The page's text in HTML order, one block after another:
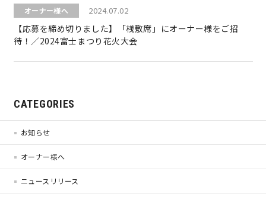
来店・見学予約
OWNER’S SITE オーナーズサイト
オーナー様へ 2024.07.02
【応募を締め切りました】「桟敷席」にオーナー様をご招
待！／2024富士まつり花火大会
CATEGORIES
お知らせ
オーナー様へ
ニュースリリース